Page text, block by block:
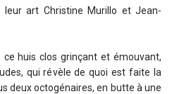
art Christine Murillo et Jean-
ce huis clos grinçant et émouvant,
qui révèle de quoi est faite la
deux octogénaires, en butte à une